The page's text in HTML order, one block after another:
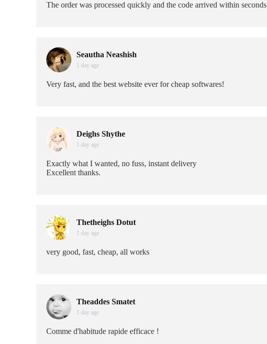
The order was processed quickly and the code arrived within seconds
Seautha Neashish
1 day age
Very fast, and the best website ever for cheap softwares!
Deighs Shythe
1 day age
Exactly what I wanted, no fuss, instant delivery
Excellent thanks.
Thetheighs Dotut
1 day age
very good, fast, cheap, all works
Theaddes Smatet
1 day age
Comme d'habitude rapide efficace !